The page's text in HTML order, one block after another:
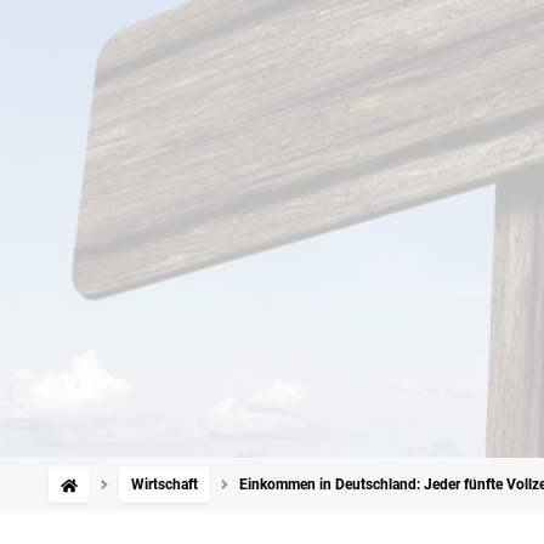
Wirtschaft Einkommen in Deutschland: Jeder fünfte